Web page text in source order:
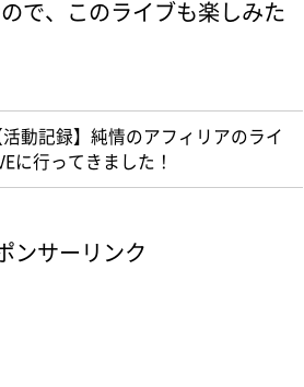
で、このライブも楽しみた
活動記録】純情のアフィリアのライ
に行ってきました！
ンサーリンク